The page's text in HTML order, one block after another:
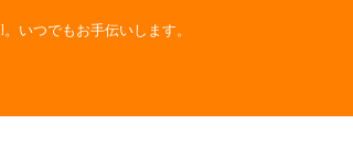
]。いつでもお手伝いします。